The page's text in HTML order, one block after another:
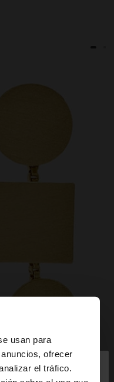
usan para
ofrecer
el tráfico.